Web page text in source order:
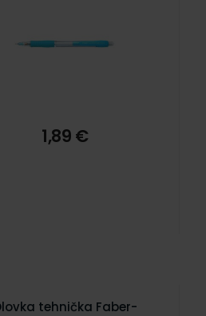
1,89 €
tehnička Faber-